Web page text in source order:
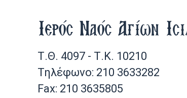
Ιερός Ναός Αγίων
Τ.Θ. 4097 - Τ.Κ. 10210
Τηλέφωνο: 210 3633282
Fax: 210 3635805